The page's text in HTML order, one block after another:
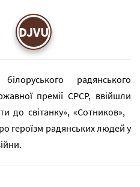
DJVU
радянського
премії СРСР, ввійшли
до світанку», «Сотников»,
героїзм радянських людей у